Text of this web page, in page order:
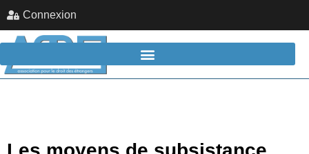
Connexion